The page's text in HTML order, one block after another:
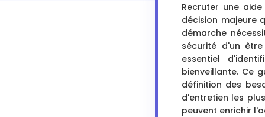
Recruter une
décision majeure
démarche
sécurité d'un
essentiel
bienveillante. Ce
définition des
d'entretien les
peuvent enrichir